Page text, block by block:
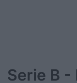
Serie B -